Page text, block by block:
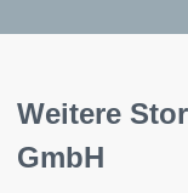
Weitere
GmbH